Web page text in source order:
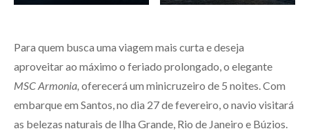
Para quem busca uma viagem mais curta e deseja
aproveitar ao máximo o feriado prolongado, o elegante
MSC Armonia, oferecerá um minicruzeiro de 5 noites. Com
embarque em Santos, no dia 27 de fevereiro, o navio visitará
as belezas naturais de Ilha Grande, Rio de Janeiro e Búzios.